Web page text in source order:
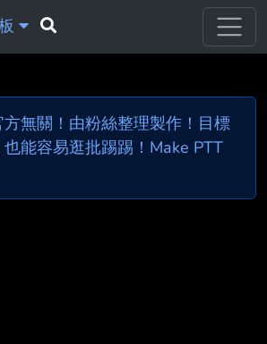
無關！由粉絲整理製作！目標
能容易逛批踢踢！Make PTT